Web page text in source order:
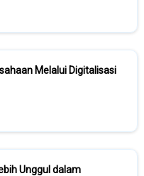
Melalui Digitalisasi
Unggul dalam